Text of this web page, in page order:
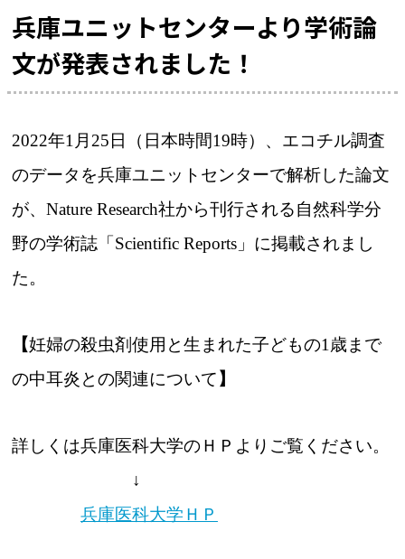
兵庫ユニットセンターより学術論
文が発表されました！
2022年1月25日（日本時間19時）、エコチル調査
のデータを兵庫ユニットセンターで解析した論文
が、Nature Research社から刊行される自然科学分
野の学術誌「Scientific Reports」に掲載されまし
た。
【妊婦の殺虫剤使用と生まれた子どもの1歳まで
の中耳炎との関連について 】
詳しくは兵庫医科大学のＨＰよりご覧ください。
↓
兵庫医科大学ＨＰ